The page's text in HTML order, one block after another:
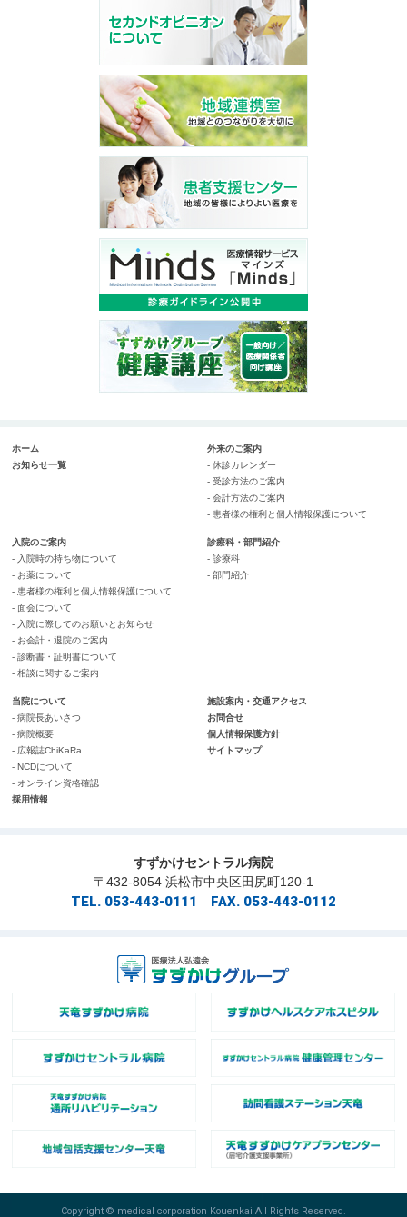
ホーム
お知らせ一覧
外来のご案内
- 休診カレンダー
- 受診方法のご案内
- 会計方法のご案内
- 患者様の権利と個人情報保護について
入院のご案内
- 入院時の持ち物について
- お薬について
- 患者様の権利と個人情報保護について
- 面会について
- 入院に際してのお願いとお知らせ
- お会計・退院のご案内
- 診断書・証明書について
- 相談に関するご案内
診療科・部門紹介
- 診療科
- 部門紹介
当院について
- 病院長あいさつ
- 病院概要
- 広報誌ChiKaRa
- NCDについて
- オンライン資格確認
採用情報
施設案内・交通アクセス
お問合せ
個人情報保護方針
サイトマップ
すずかけセントラル病院
〒432-8054 浜松市中央区田尻町120-1
TEL. 053-443-0111 FAX. 053-443-0112
Copyright © medical corporation Kouenkai All Rights Reserved.